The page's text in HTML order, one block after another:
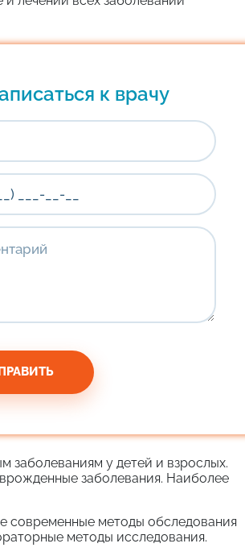
к врачу
заболеваниям у детей и взрослых.
заболевания. Наиболее
современные методы обследования
методы исследования.